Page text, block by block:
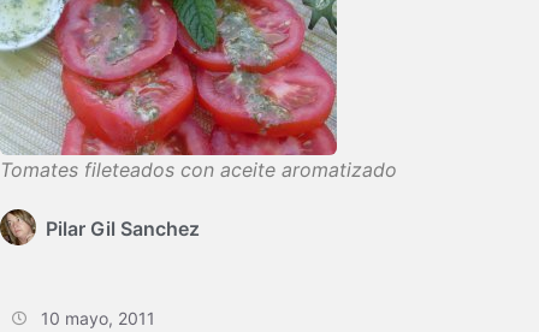
Tomates fileteados con aceite aromatizado
Pilar Gil Sanchez
10 mayo, 2011